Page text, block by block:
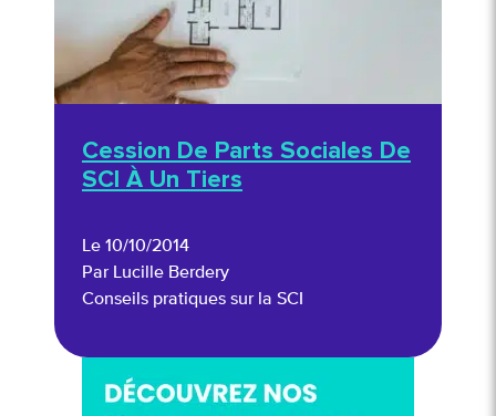
Cession De Parts Sociales De
SCI À Un Tiers
Le 10/10/2014
Par Lucille Berdery
Conseils pratiques sur la SCI